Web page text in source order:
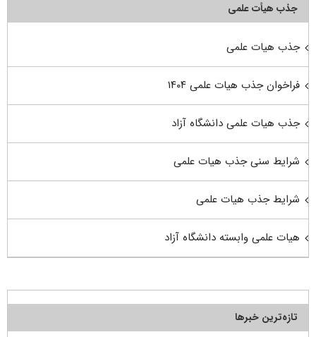
جذب هیأت علمی
جذب هیات علمی
فراخوان جذب هیات علمی ۱۴۰۴
جذب هیات علمی دانشگاه آزاد
شرایط سنی جذب هیات علمی
شرایط جذب هیات علمی
هیات علمی وابسته دانشگاه آزاد
تازه‌ترین خبرها